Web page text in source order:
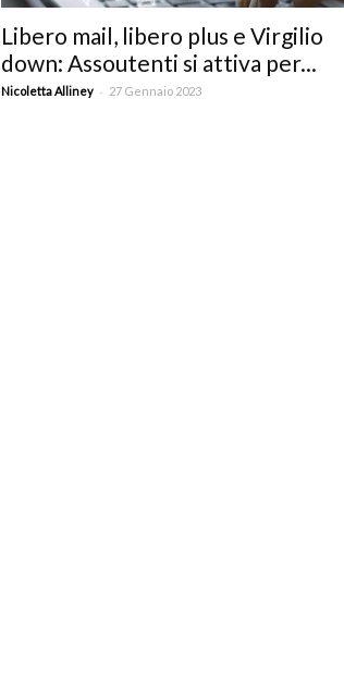
Libero mail, libero plus e Virgilio
down: Assoutenti si attiva per...
Nicoletta Alliney - 27 Gennaio 2023